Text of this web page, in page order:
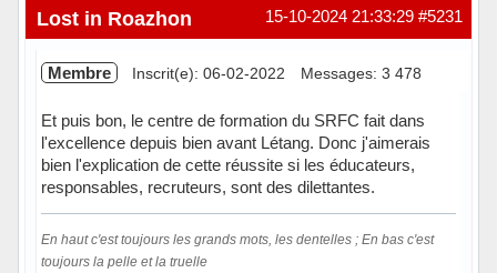
Hors ligne #5231
15-10-2024 21:33:29
Lost in Roazhon
Membre Inscrit(e): 06-02-2022 Messages: 3 478
Et puis bon, le centre de formation du SRFC fait dans
l'excellence depuis bien avant Létang. Donc j'aimerais
bien l'explication de cette réussite si les éducateurs,
responsables, recruteurs, sont des dilettantes.
En haut c'est toujours les grands mots, les dentelles ; En bas c'est
toujours la pelle et la truelle